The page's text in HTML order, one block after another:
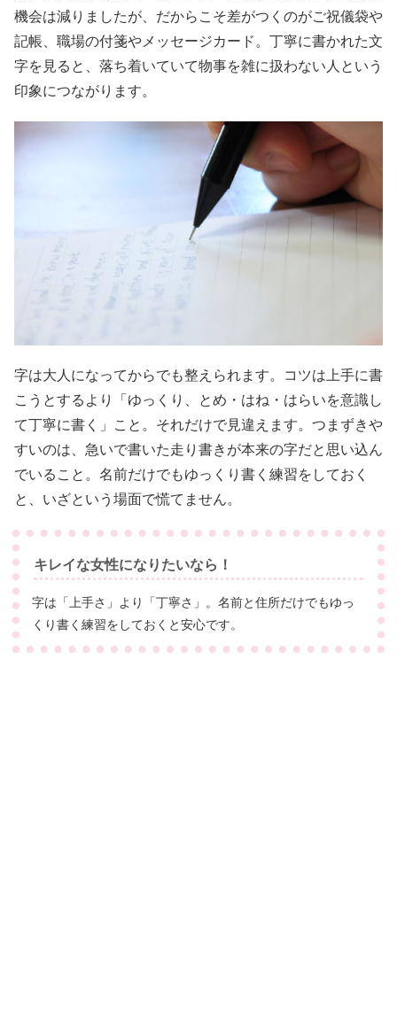
機会は減りましたが、だからこそ差がつくのがご祝儀袋や
記帳、職場の付箋やメッセージカード。丁寧に書かれた文
字を見ると、落ち着いていて物事を雑に扱わない人という
印象につながります。
字は大人になってからでも整えられます。コツは上手に書
こうとするより「ゆっくり、とめ・はね・はらいを意識し
て丁寧に書く」こと。それだけで見違えます。つまずきや
すいのは、急いで書いた走り書きが本来の字だと思い込ん
でいること。名前だけでもゆっくり書く練習をしておく
と、いざという場面で慌てません。
キレイな女性になりたいなら！
字は「上手さ」より「丁寧さ」。名前と住所だけでもゆっ
くり書く練習をしておくと安心です。